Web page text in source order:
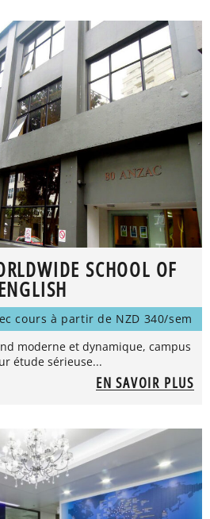
SCHOOL OF
cours à partir de NZD 340/sem
moderne et dynamique, campus
étude sérieuse...
EN SAVOIR PLUS